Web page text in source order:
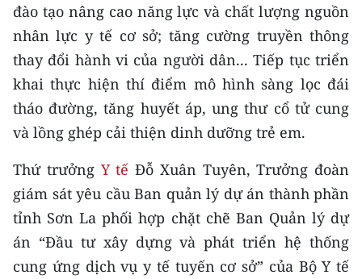
đào tạo nâng cao năng lực và chất lượng nguồn
nhân lực y tế cơ sở; tăng cường truyền thông
thay đổi hành vi của người dân... Tiếp tục triển
khai thực hiện thí điểm mô hình sàng lọc đái
tháo đường, tăng huyết áp, ung thư cổ tử cung
và lồng ghép cải thiện dinh dưỡng trẻ em.
Thứ trưởng Y tế Đỗ Xuân Tuyên, Trưởng đoàn
giám sát yêu cầu Ban quản lý dự án thành phần
tỉnh Sơn La phối hợp chặt chẽ Ban Quản lý dự
án “Đầu tư xây dựng và phát triển hệ thống
cung ứng dịch vụ y tế tuyến cơ sở” của Bộ Y tế